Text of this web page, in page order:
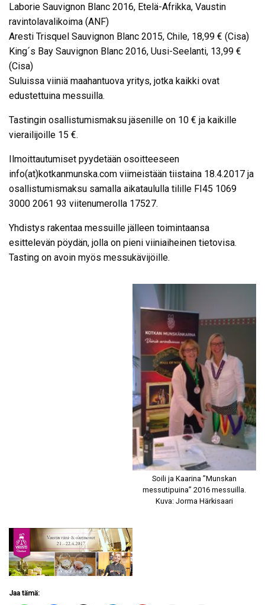
Laborie Sauvignon Blanc 2016, Etelä-Afrikka, Vaustin
ravintolavalikoima (ANF)
Aresti Trisquel Sauvignon Blanc 2015, Chile, 18,99 € (Cisa)
King´s Bay Sauvignon Blanc 2016, Uusi-Seelanti, 13,99 €
(Cisa)
Suluissa viiniä maahantuova yritys, jotka kaikki ovat
edustettuina messuilla.
Tastingin osallistumismaksu jäsenille on 10 € ja kaikille
vierailijoille 15 €.
Ilmoittautumiset pyydetään osoitteeseen
info(at)kotkanmunska.com viimeistään tiistaina 18.4.2017 ja
osallistumismaksu samalla aikataululla tilille FI45 1069
3000 2061 93 viitenumerolla 17527.
Yhdistys rakentaa messuille jälleen toimintaansa
esittelevän pöydän, jolla on pieni viiniaiheinen tietovisa.
Tasting on avoin myös messukävijöille.
Soili ja Kaarina ”Munskan
messutipuina” 2016 messuilla.
Kuva: Jorma Härkisaari
Jaa tämä: